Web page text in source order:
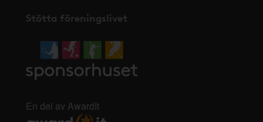
Stötta föreningslivet
En del av AwardIt